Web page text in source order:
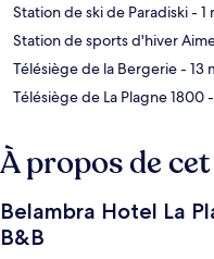
Station de ski de Paradiski- 1
Station de sports d'hiver
Télésiège de la Bergerie- 13
Télésiège de La Plagne 1800
À propos de
Belambra Hotel La
B&B